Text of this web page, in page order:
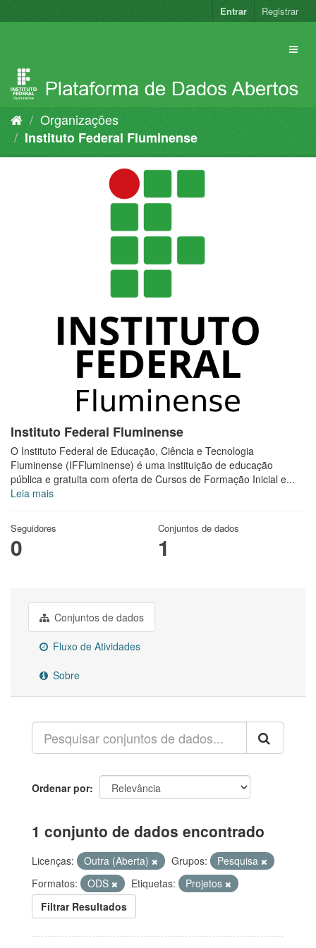
para
Entrar Registrar
Organizações
Instituto Federal Fluminense
Instituto Federal Fluminense
O Instituto Federal de Educação, Ciência e Tecnologia
Fluminense (IFFluminense) é uma instituição de educação
pública e gratuita com oferta de Cursos de Formação Inicial e...
Leia mais
Seguidores
0
Conjuntos de dados
1
Conjuntos de dados
Fluxo de Atividades
Sobre
Ordenar por
1 conjunto de dados encontrado
Licenças: Outra (Aberta) Grupos:
Pesquisa
Formatos:
ODS Etiquetas:
Projetos
Filtrar Resultados